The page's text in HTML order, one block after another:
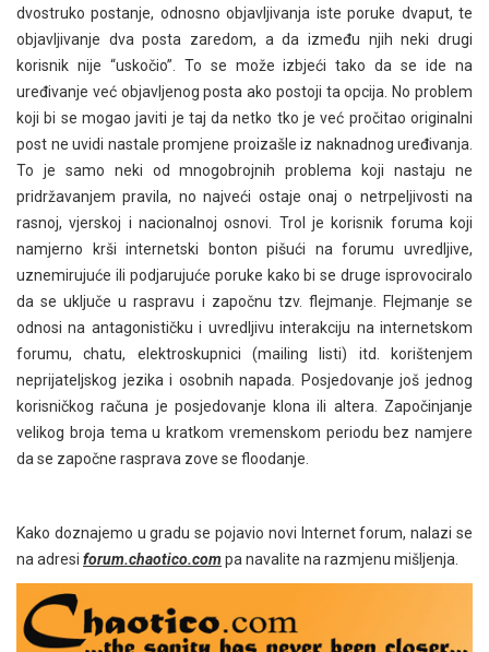
dvostruko postanje, odnosno objavljivanja iste poruke dvaput, te
objavljivanje dva posta zaredom, a da između njih neki drugi
korisnik nije “uskočio”. To se može izbjeći tako da se ide na
uređivanje već objavljenog posta ako postoji ta opcija. No problem
koji bi se mogao javiti je taj da netko tko je već pročitao originalni
post ne uvidi nastale promjene proizašle iz naknadnog uređivanja.
To je samo neki od mnogobrojnih problema koji nastaju ne
pridržavanjem pravila, no najveći ostaje onaj o netrpeljivosti na
rasnoj, vjerskoj i nacionalnoj osnovi. Trol je korisnik foruma koji
namjerno krši internetski bonton pišući na forumu uvredljive,
uznemirujuće ili podjarujuće poruke kako bi se druge isprovociralo
da se uključe u raspravu i započnu tzv. flejmanje. Flejmanje se
odnosi na antagonističku i uvredljivu interakciju na internetskom
forumu, chatu, elektroskupnici (mailing listi) itd. korištenjem
neprijateljskog jezika i osobnih napada. Posjedovanje još jednog
korisničkog računa je posjedovanje klona ili altera. Započinjanje
velikog broja tema u kratkom vremenskom periodu bez namjere
da se započne rasprava zove se floodanje.
Kako doznajemo u gradu se pojavio novi Internet forum, nalazi se
na adresi forum.chaotico.com pa navalite na razmjenu mišljenja.